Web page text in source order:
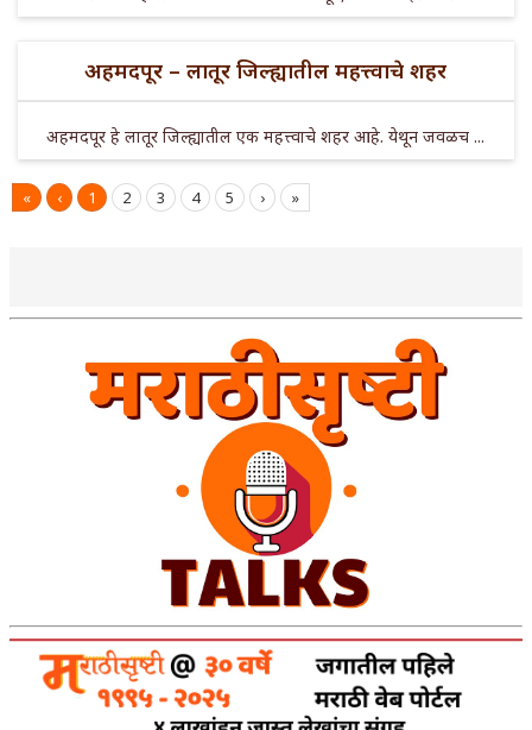
अहमदपूर – लातूर जिल्ह्यातील महत्त्वाचे शहर
अहमदपूर हे लातूर जिल्ह्यातील एक महत्त्वाचे शहर आहे. येथून जवळच ...
« ‹ 1 2 3 4 5 › »